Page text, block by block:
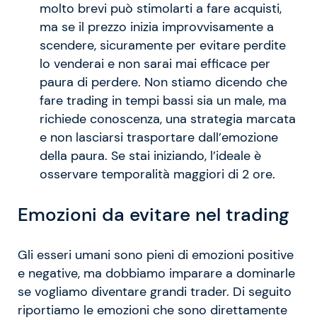
molto brevi può stimolarti a fare acquisti,
ma se il prezzo inizia improvvisamente a
scendere, sicuramente per evitare perdite
lo venderai e non sarai mai efficace per
paura di perdere. Non stiamo dicendo che
fare trading in tempi bassi sia un male, ma
richiede conoscenza, una strategia marcata
e non lasciarsi trasportare dall’emozione
della paura. Se stai iniziando, l’ideale è
osservare temporalità maggiori di 2 ore.
Emozioni da evitare nel trading
Gli esseri umani sono pieni di emozioni positive
e negative, ma dobbiamo imparare a dominarle
se vogliamo diventare grandi trader. Di seguito
riportiamo le emozioni che sono direttamente